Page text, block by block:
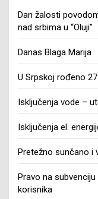
Dan žalosti
nad srbima u “Oluji”
Danas Blaga Marija
U Srpskoj rođeno
Isključenja vode –
Isključenja el.
Pretežno sunčano i
Pravo na
korisnika